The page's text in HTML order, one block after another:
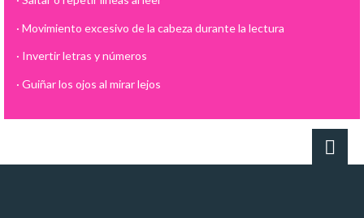
· Movimiento excesivo de la cabeza durante la lectura
· Invertir letras y números
· Guiñar los ojos al mirar lejos